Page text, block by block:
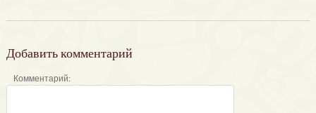
Добавить комментарий
Комментарий: